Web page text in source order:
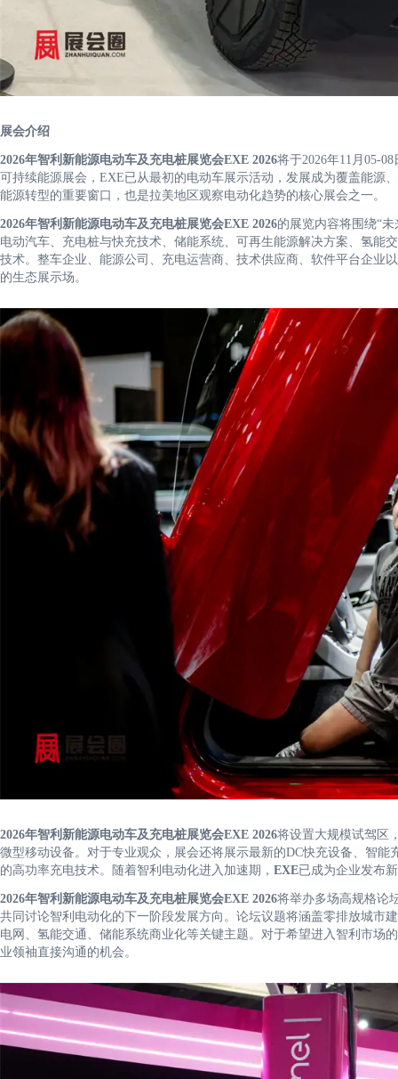
展会介绍
2026年智利新能源电动车及充电桩展览会EXE 2026将于2026年11月05-
可持续能源展会，EXE已从最初的电动车展示活动，发展成为覆盖能源
能源转型的重要窗口，也是拉美地区观察电动化趋势的核心展会之一。
2026年智利新能源电动车及充电桩展览会EXE 2026的展览内容将围绕“
电动汽车、充电桩与快充技术、储能系统、可再生能源解决方案、氢能
技术。整车企业、能源公司、充电运营商、技术供应商、软件平台企业
的生态展示场。
2026年智利新能源电动车及充电桩展览会EXE 2026将设置大规模试驾区
微型移动设备。对于专业观众，展会还将展示最新的DC快充设备、智
的高功率充电技术。随着智利电动化进入加速期， EXE已成为企业发布
2026年智利新能源电动车及充电桩展览会EXE 2026将举办多场高规格论
共同讨论智利电动化的下一阶段发展方向。论坛议题将涵盖零排放城市
电网、氢能交通、储能系统商业化等关键主题。对于希望进入智利市场
业领袖直接沟通的机会。